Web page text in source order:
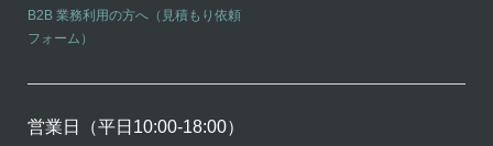
B2B 業務利用の方へ（見積もり依頼
フォーム）
営業日（平日10:00-18:00）